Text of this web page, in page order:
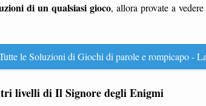
di un qualsiasi gioco, allora provate a
le Soluzioni di Giochi di parole e rompicapo -
livelli di Il Signore degli Enigmi